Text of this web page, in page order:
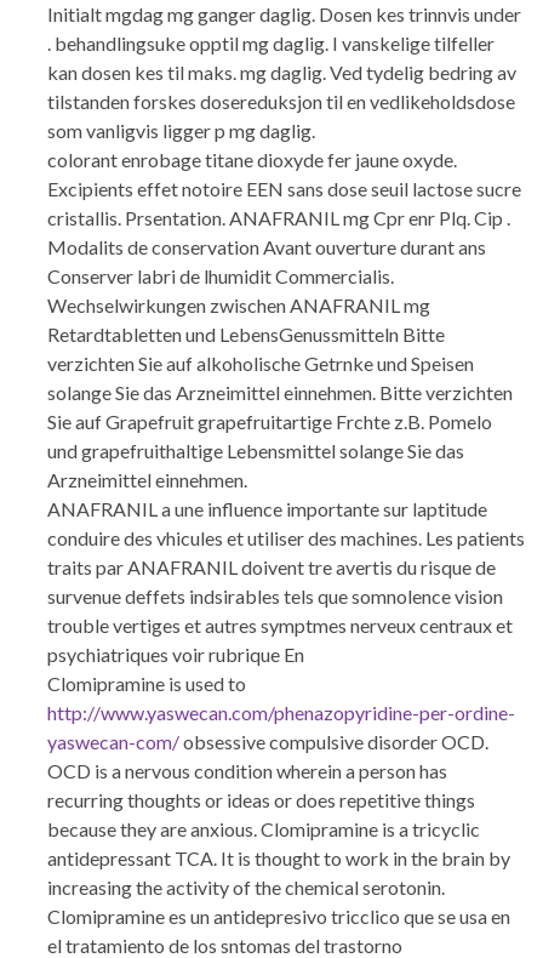
Initialt mgdag mg ganger daglig. Dosen kes trinnvis under
. behandlingsuke opptil mg daglig. I vanskelige tilfeller
kan dosen kes til maks. mg daglig. Ved tydelig bedring av
tilstanden forskes dosereduksjon til en vedlikeholdsdose
som vanligvis ligger p mg daglig.
colorant enrobage titane dioxyde fer jaune oxyde.
Excipients effet notoire EEN sans dose seuil lactose sucre
cristallis. Prsentation. ANAFRANIL mg Cpr enr Plq. Cip .
Modalits de conservation Avant ouverture durant ans
Conserver labri de lhumidit Commercialis.
Wechselwirkungen zwischen ANAFRANIL mg
Retardtabletten und LebensGenussmitteln Bitte
verzichten Sie auf alkoholische Getrnke und Speisen
solange Sie das Arzneimittel einnehmen. Bitte verzichten
Sie auf Grapefruit grapefruitartige Frchte z.B. Pomelo
und grapefruithaltige Lebensmittel solange Sie das
Arzneimittel einnehmen.
ANAFRANIL a une influence importante sur laptitude
conduire des vhicules et utiliser des machines. Les patients
traits par ANAFRANIL doivent tre avertis du risque de
survenue deffets indsirables tels que somnolence vision
trouble vertiges et autres symptmes nerveux centraux et
psychiatriques voir rubrique En
Clomipramine is used to
http://www.yaswecan.com/phenazopyridine-per-ordine-
yaswecan-com/obsessive compulsive disorder OCD.
OCD is a nervous condition wherein a person has
recurring thoughts or ideas or does repetitive things
because they are anxious. Clomipramine is a tricyclic
antidepressant TCA. It is thought to work in the brain by
increasing the activity of the chemical serotonin.
Clomipramine es un antidepresivo tricclico que se usa en
el tratamiento de los sntomas del trastorno